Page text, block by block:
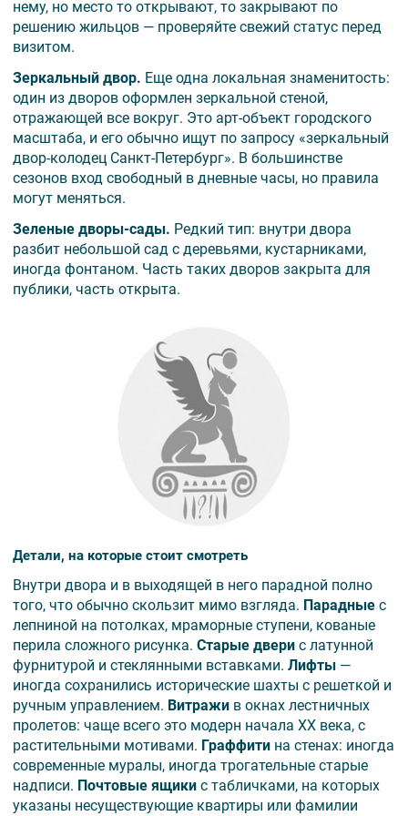
нему, но место то открывают, то закрывают по
решению жильцов — проверяйте свежий статус перед
визитом.
Зеркальный двор. Еще одна локальная знаменитость:
один из дворов оформлен зеркальной стеной,
отражающей все вокруг. Это арт-объект городского
масштаба, и его обычно ищут по запросу «зеркальный
двор-колодец Санкт-Петербург». В большинстве
сезонов вход свободный в дневные часы, но правила
могут меняться.
Зеленые дворы-сады. Редкий тип: внутри двора
разбит небольшой сад с деревьями, кустарниками,
иногда фонтаном. Часть таких дворов закрыта для
публики, часть открыта.
Детали, на которые стоит смотреть
Внутри двора и в выходящей в него парадной полно
того, что обычно скользит мимо взгляда. Парадные с
лепниной на потолках, мраморные ступени, кованые
перила сложного рисунка. Старые двери с латунной
фурнитурой и стеклянными вставками. Лифты —
иногда сохранились исторические шахты с решеткой и
ручным управлением. Витражи в окнах лестничных
пролетов: чаще всего это модерн начала XX века, с
растительными мотивами. Граффити на стенах: иногда
современные муралы, иногда трогательные старые
надписи. Почтовые ящики с табличками, на которых
указаны несуществующие квартиры или фамилии